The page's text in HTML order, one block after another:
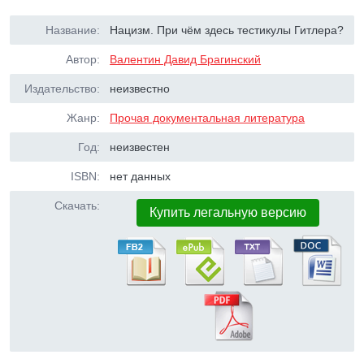
Название: Нацизм. При чём здесь тестикулы Гитлера?
Автор: Валентин Давид Брагинский
Издательство: неизвестно
Жанр: Прочая документальная литература
Год: неизвестен
ISBN: нет данных
Скачать: Купить легальную версию